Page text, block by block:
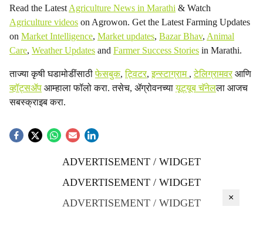
Read the Latest Agriculture News in Marathi & Watch
Agriculture videos on Agrowon. Get the Latest Farming Updates
on Market Intelligence, Market updates, Bazar Bhav, Animal
Care, Weather Updates and Farmer Success Stories in Marathi.
ताज्या कृषी घडामोडींसाठीफेसबुक,ट्विटर,इन्स्टाग्राम ,टेलिग्रामवरआणि
व्हॉट्सॲप आम्हाला फॉलो करा. तसेच, ॲग्रोवनच्यायूट्यूब चॅनेलला आजच
सबस्क्राइब करा.
ADVERTISEMENT / WIDGET
ADVERTISEMENT / WIDGET
ADVERTISEMENT / WIDGET
×